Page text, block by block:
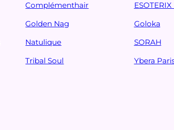
Complémenthair
Golden Nag
Goloka
Natulique
SORAH
Tribal Soul
Ybera